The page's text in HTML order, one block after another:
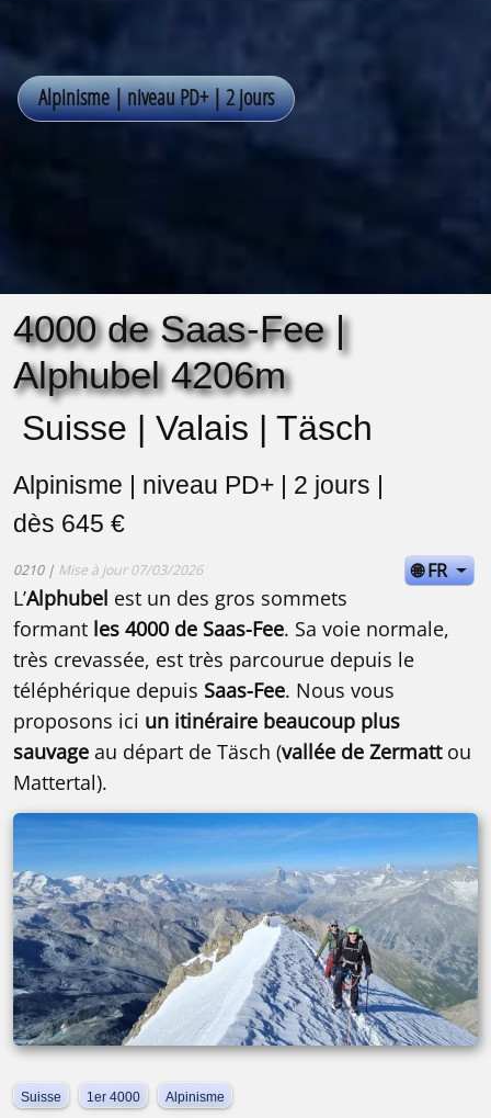
4000 de Saas-Fee |
Alphubel 4206m
Suisse | Valais | Täsch
Alpinisme | niveau PD+ | 2 jours |
dès 645 €
0210 | Mise à jour 07/03/2026 🌐 FR
L’Alphubel est un des gros sommets
formant les 4000 de Saas-Fee. Sa voie normale,
très crevassée, est très parcourue depuis le
téléphérique depuis Saas-Fee. Nous vous
proposons ici un itinéraire beaucoup plus
sauvage au départ de Täsch (vallée de Zermattou
Mattertal).
Suisse 1er 4000 Alpinisme